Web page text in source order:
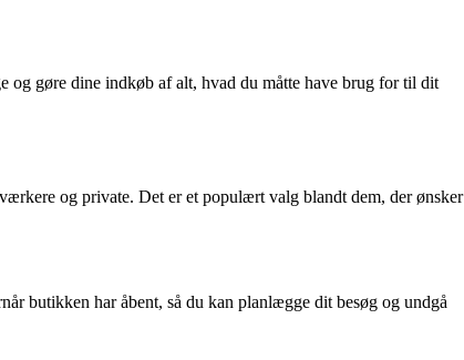
gøre dine indkøb af alt, hvad du måtte have brug for til dit
og private. Det er et populært valg blandt dem, der ønsker
butikken har åbent, så du kan planlægge dit besøg og undgå